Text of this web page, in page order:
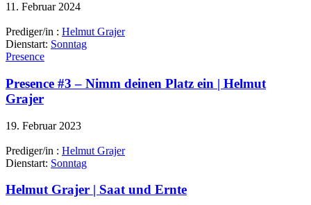
11. Februar 2024
Prediger/in : Helmut Grajer
Dienstart: Sonntag
Presence
Presence #3 – Nimm deinen Platz ein | Helmut
Grajer
19. Februar 2023
Prediger/in : Helmut Grajer
Dienstart: Sonntag
Helmut Grajer | Saat und Ernte